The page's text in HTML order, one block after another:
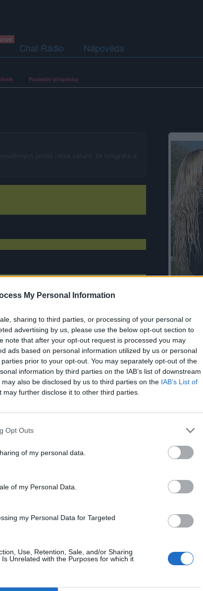
My Personal Information
sharing to third parties, or processing of your personal or
advertising by us, please use the below opt-out section to
note that after your opt-out request is processed you may
ads based on personal information utilized by us or personal
prior to your opt-out. You may separately opt-out of the
information by third parties on the IAB’s list of downstream
also be disclosed by us to third parties on the IAB’s List of
may further disclose it to other third parties.
Opt Outs
of my personal data.
of my Personal Data.
my Personal Data for Targeted
Use, Retention, Sale, and/or Sharing
Unrelated with the Purposes for which it
Chat Rádio Nápověda
Poslední příspěvky
Moji